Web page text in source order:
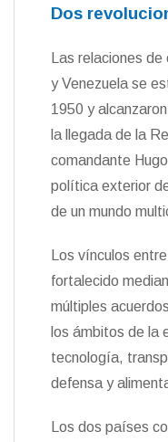
Dos
Las relaciones
y Venezuela se
1950 y
la llegada de la
comandante
política exterior
de un mundo
Los vínculos
fortalecido
múltiples
los ámbitos de la
tecnología,
defensa y
Los dos países